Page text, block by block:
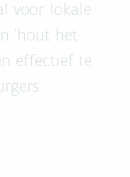
voor lokale
'hout het
effectief te